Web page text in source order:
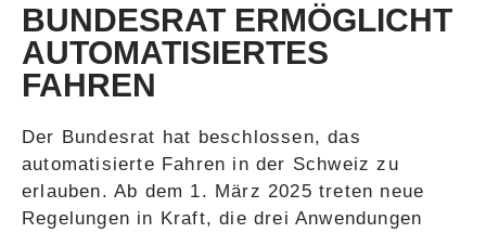
BUNDESRAT ERMÖGLICHT
AUTOMATISIERTES
FAHREN
Der Bundesrat hat beschlossen, das
automatisierte Fahren in der Schweiz zu
erlauben. Ab dem 1. März 2025 treten neue
Regelungen in Kraft, die drei Anwendungen